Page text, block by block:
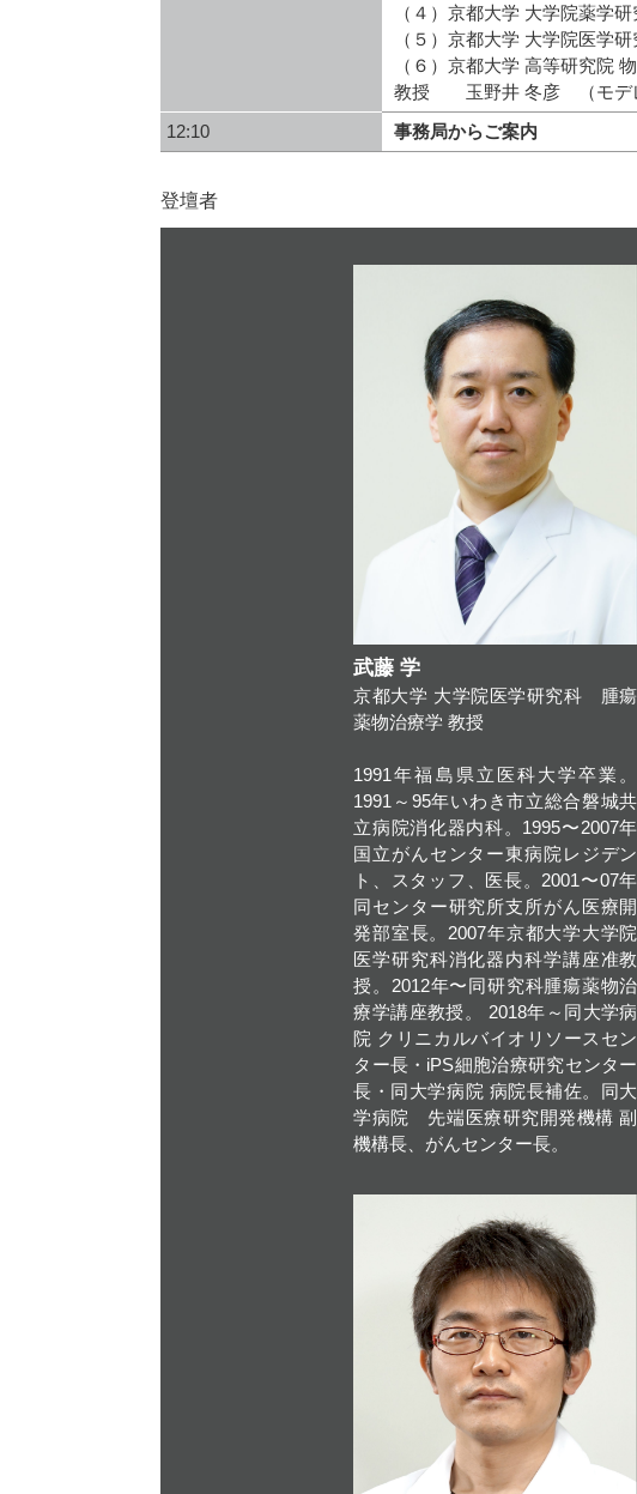
（４）京都大学 大学院薬
（５）京都大学 大学院医
（６）京都大学 高等研究院
教授 玉野井 冬彦 （モデ
12:10 事務局からご案内
登壇者
武藤 学
京都大学 大学院医学研究科 腫瘍
薬物治療学 教授
1991年福島県立医科大学卒業。
1991～95年いわき市立総合磐城共
立病院消化器内科。1995〜2007年
国立がんセンター東病院レジデン
ト、スタッフ、医長。2001〜07年
同センター研究所支所がん医療開
発部室長。2007年京都大学大学院
医学研究科消化器内科学講座准教
授。2012年〜同研究科腫瘍薬物治
療学講座教授。 2018年～同大学病
院 クリニカルバイオリソースセン
ター長・iPS細胞治療研究センター
長・同大学病院 病院長補佐。同大
学病院 先端医療研究開発機構 副
機構長、がんセンター長。